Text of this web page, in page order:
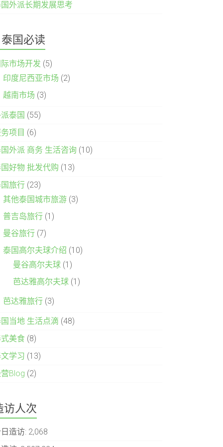
外派长期发展思考
泰国必读
市场开发 (5)
印度尼西亚市场 (2)
越南市场 (3)
泰国 (55)
项目 (6)
外派 商务 生活咨询 (10)
好物 批发代购 (13)
旅行 (23)
其他泰国城市旅游 (3)
普吉岛旅行 (1)
曼谷旅行 (7)
泰国高尔夫球介绍 (10)
曼谷高尔夫球 (1)
芭达雅高尔夫球 (1)
芭达雅旅行 (3)
当地 生活点滴 (48)
美食 (8)
学习 (13)
Blog (2)
访人次
造访: 2,068